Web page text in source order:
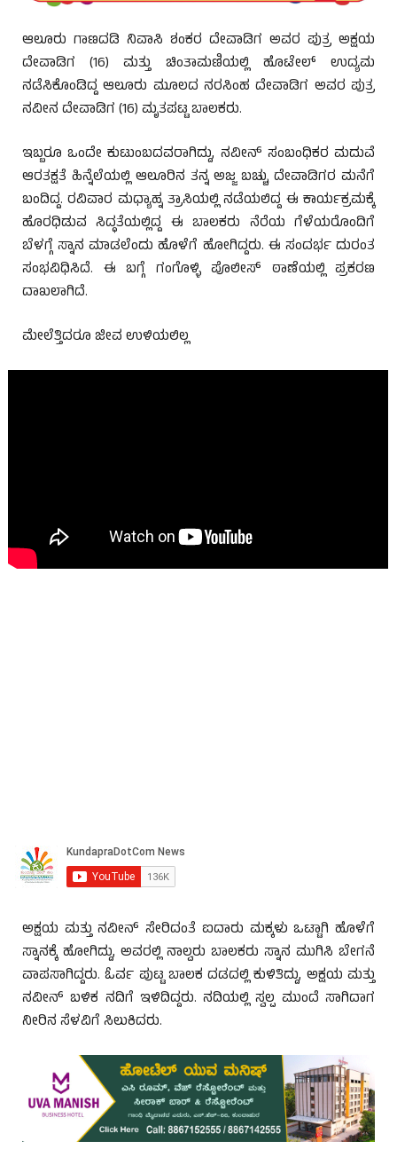
ಆಲೂರು ಗಾಣದಡಿ ನಿವಾಸಿ ಶಂಕರ ದೇವಾಡಿಗ ಅವರ ಪುತ್ರ ಅಕ್ಷಯ
ದೇವಾಡಿಗ (16) ಮತ್ತು ಚಿಂತಾಮಣಿಯಲ್ಲಿ ಹೊಟೇಲ್‌ ಉದ್ಯಮ
ನಡೆಸಿಕೊಂಡಿದ್ದ ಆಲೂರು ಮೂಲದ ನರಸಿಂಹ ದೇವಾಡಿಗ ಅವರ ಪುತ್ರ
ನವೀನ ದೇವಾಡಿಗ (16) ಮೃತಪಟ್ಟ ಬಾಲಕರು.
ಇಬ್ಬರೂ ಒಂದೇ ಕುಟುಂಬದವರಾಗಿದ್ದು, ನವೀನ್‌ ಸಂಬಂಧಿಕರ ಮದುವೆ
ಆರತಕ್ಷತೆ ಹಿನ್ನೆಲೆಯಲ್ಲಿ ಆಲೂರಿನ ತನ್ನ ಅಜ್ಜ ಬಚ್ಚು ದೇವಾಡಿಗರ ಮನೆಗೆ
ಬಂದಿದ್ದ. ರವಿವಾರ ಮಧ್ಯಾಹ್ನ ತ್ರಾಸಿಯಲ್ಲಿ ನಡೆಯಲಿದ್ದ ಈ ಕಾರ್ಯಕ್ರಮಕ್ಕೆ
ಹೊರಧಿಡುವ ಸಿದ್ಧತೆಯಲ್ಲಿದ್ದ ಈ ಬಾಲಕರು ನೆರೆಯ ಗೆಳೆಯರೊಂದಿಗೆ
ಬೆಳಗ್ಗೆ ಸ್ನಾನ ಮಾಡಲೆಂದು ಹೊಳೆಗೆ ಹೋಗಿದ್ದರು. ಈ ಸಂದರ್ಭ ದುರಂತ
ಸಂಭವಿಧಿಸಿದೆ. ಈ ಬಗ್ಗೆ ಗಂಗೊಳ್ಳಿ ಪೊಲೀಸ್‌ ಠಾಣೆಯಲ್ಲಿ ಪ್ರಕರಣ
ದಾಖಲಾಗಿದೆ.
ಮೇಲೆತ್ತಿದರೂ ಜೀವ ಉಳಿಯಲಿಲ್ಲ
ಅಕ್ಷಯ ಮತ್ತು ನವೀನ್‌ ಸೇರಿದಂತೆ ಐದಾರು ಮಕ್ಕಳು ಒಟ್ಟಾಗಿ ಹೊಳೆಗೆ
ಸ್ನಾನಕ್ಕೆ ಹೋಗಿದ್ದು, ಅವರಲ್ಲಿ ನಾಲ್ವರು ಬಾಲಕರು ಸ್ನಾನ ಮುಗಿಸಿ ಬೇಗನೆ
ವಾಪಸಾಗಿದ್ದರು. ಓರ್ವ ಪುಟ್ಟ ಬಾಲಕ ದಡದಲ್ಲಿ ಕುಳಿತಿದ್ದು, ಅಕ್ಷಯ ಮತ್ತು
ನವೀನ್‌ ಬಳಿಕ ನದಿಗೆ ಇಳಿದಿದ್ದರು. ನದಿಯಲ್ಲಿ ಸ್ವಲ್ಪ ಮುಂದೆ ಸಾಗಿದಾಗ
ನೀರಿನ ಸೆಳವಿಗೆ ಸಿಲುಕಿದರು.